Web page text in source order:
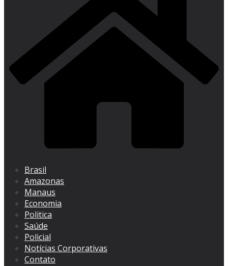
Brasil
Amazonas
Manaus
Economia
Politica
Saúde
Policial
Notícias Corporativas
Contato